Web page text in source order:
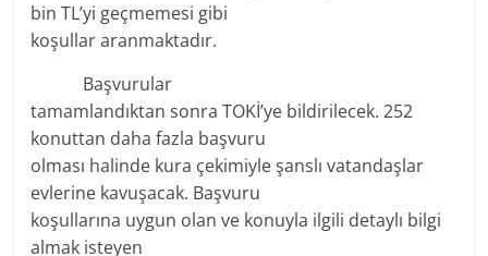
bin TL’yi geçmemesi gibi
koşullar aranmaktadır.
Başvurular
tamamlandıktan sonra TOKİ’ye bildirilecek. 252
konuttan daha fazla başvuru
olması halinde kura çekimiyle şanslı vatandaşlar
evlerine kavuşacak. Başvuru
koşullarına uygun olan ve konuyla ilgili detaylı bilgi
almak isteyen